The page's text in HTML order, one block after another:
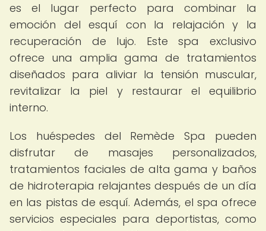
es el lugar perfecto para combinar la
emoción del esquí con la relajación y la
recuperación de lujo. Este spa exclusivo
ofrece una amplia gama de tratamientos
diseñados para aliviar la tensión muscular,
revitalizar la piel y restaurar el equilibrio
interno.
Los huéspedes del Remède Spa pueden
disfrutar de masajes personalizados,
tratamientos faciales de alta gama y baños
de hidroterapia relajantes después de un día
en las pistas de esquí. Además, el spa ofrece
servicios especiales para deportistas, como